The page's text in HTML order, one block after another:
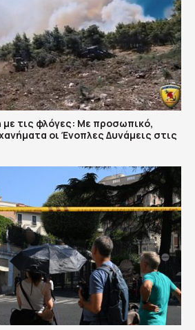
τις φλόγες: Με προσωπικό,
οι Ένοπλες Δυνάμεις στις